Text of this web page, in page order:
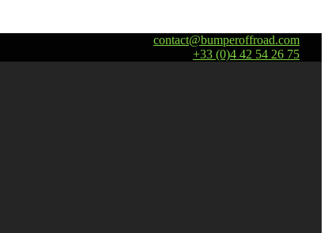
contact@bumperoffroad.com
+33 (0)4 42 54 26 75